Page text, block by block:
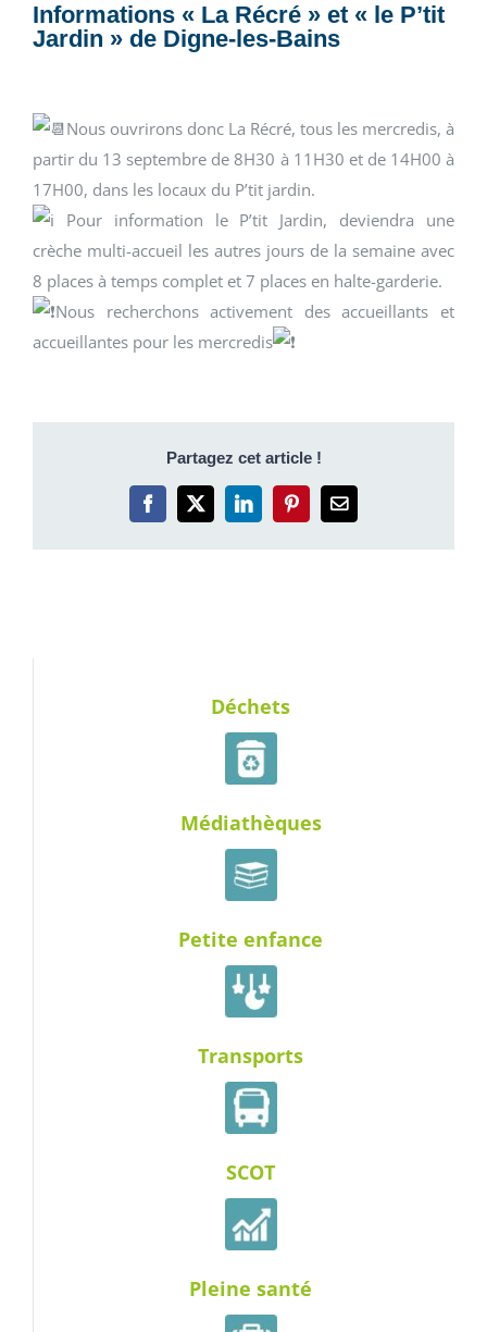
Informations « La Récré » et « le P’tit
Jardin » de Digne-les-Bains
Nous ouvrirons donc La Récré, tous les mercredis, à
partir du 13 septembre de 8H30 à 11H30 et de 14H00 à
17H00, dans les locaux du P’tit jardin.
Pour information le P’tit Jardin, deviendra une
crèche multi-accueil les autres jours de la semaine avec
8 places à temps complet et 7 places en halte-garderie.
Nous recherchons activement des accueillants et
accueillantes pour les mercredis
Partagez cet article !
Facebook
X LinkedInPinterestEmail
Déchets
Médiathèques
Petite enfance
Transports
SCOT
Pleine santé